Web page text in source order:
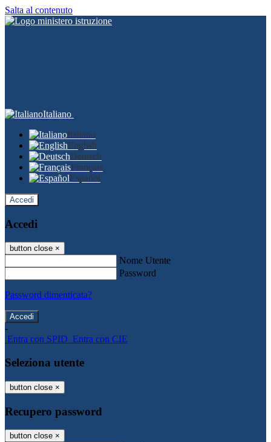
Salta al contenuto
Italiano
Italiano
English
Deutsch
Français
Español
Accedi
Accedi
button close ×
Nome Utente
Password
Password dimenticata?
-
Entra con SPID Entra con CIE
Seleziona utente
button close ×
Recupero password
button close ×